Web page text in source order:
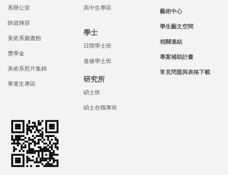
系辦公室
師資陣容
美術系圖書館
獎學金
美術系照片集錦
畢業生專區
高中生專區
學士
日間學士班
進修學士班
研究所
碩士班
碩士在職專班
藝術中心
學生藝文空間
相關連結
專案補助計畫
常見問題與表格下載